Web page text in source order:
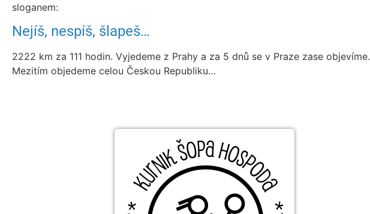
sloganem:
Nejíš, nespíš, šlapeš…
2222 km za 111 hodin. Vyjedeme z Prahy a za 5 dnů se v Praze zase objevíme.
Mezitím objedeme celou Českou Republiku…